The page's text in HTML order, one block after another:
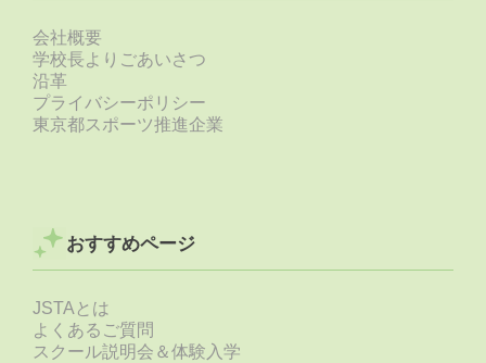
会社概要
学校長よりごあいさつ
沿革
プライバシーポリシー
東京都スポーツ推進企業
おすすめページ
JSTAとは
よくあるご質問
スクール説明会＆体験入学